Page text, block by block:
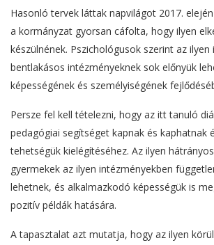
Hasonló tervek láttak napvilágot 2017.
a kormányzat gyorsan cáfolta, hogy ilyen
készülnének. Pszichológusok szerint az ilyen
bentlakásos intézményeknek sok előnyük
képességének és személyiségének
Persze fel kell tételezni, hogy az itt tanuló
pedagógiai segítséget kapnak és kaphatnak
tehetségük kielégítéséhez. Az ilyen
gyermekek az ilyen intézményekben
lehetnek, és alkalmazkodó képességük is
pozitív példák hatására.
A tapasztalat azt mutatja, hogy az ilyen